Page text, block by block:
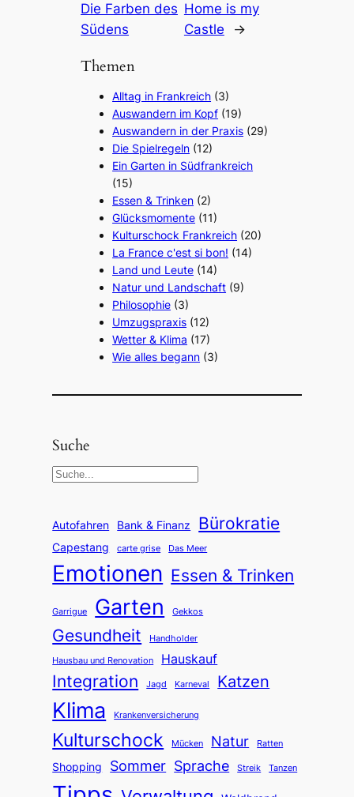
Die Farben des
Südens
Home is my
Castle
→
Themen
Alltag in Frankreich (3)
Auswandern im Kopf (19)
Auswandern in der Praxis (29)
Die Spielregeln (12)
Ein Garten in Südfrankreich
(15)
Essen & Trinken (2)
Glücksmomente (11)
Kulturschock Frankreich (20)
La France c'est si bon! (14)
Land und Leute (14)
Natur und Landschaft (9)
Philosophie (3)
Umzugspraxis (12)
Wetter & Klima (17)
Wie alles begann (3)
Suche
S
a
c
h
Autofahren Bank & Finanz Bürokratie
Capestang carte grise Das Meer
Emotionen Essen & Trinken
Garrigue Garten Gekkos
Gesundheit Handholder
Hausbau und Renovation Hauskauf
Integration Jagd Karneval Katzen
Klima Krankenversicherung
Kulturschock Mücken Natur Ratten
Shopping Sommer Sprache Streik Tanzen